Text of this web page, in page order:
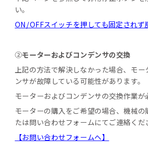
い。
ON/OFFスイッチを押しても固定されず
②モーターおよびコンデンサの交換
上記の方法で解決しなかった場合、モ
ンサが故障している可能性があります。
モーターおよびコンデンサの交換作業が
モーターの購入をご希望の場合、機械の
たは問い合わせフォームにてご連絡くだ
【お問い合わせフォームへ】